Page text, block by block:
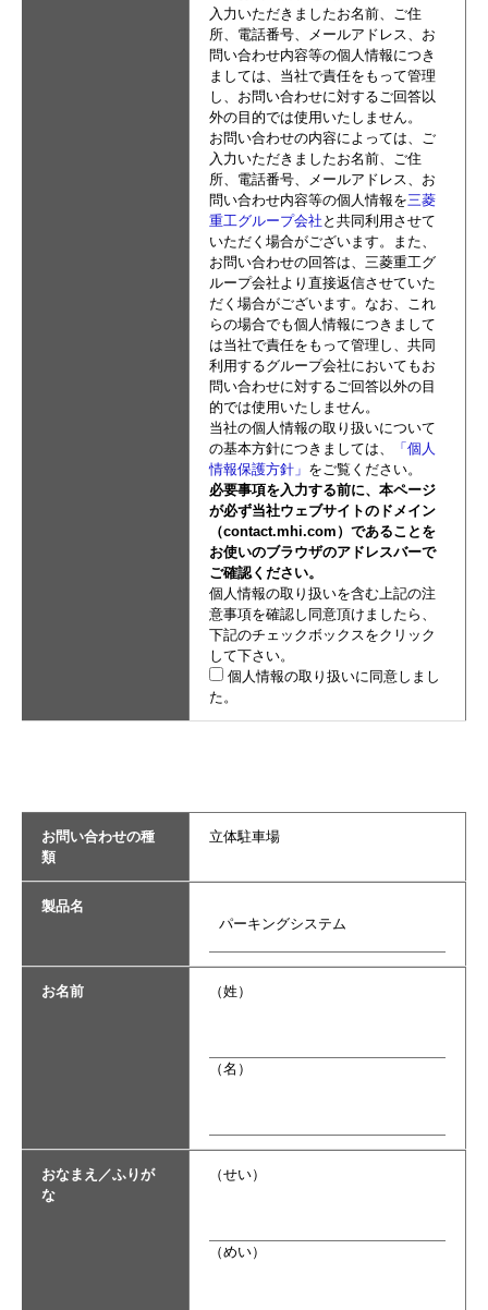
入力いただきましたお名前、ご住
所、電話番号、メールアドレス、お
問い合わせ内容等の個人情報につき
ましては、当社で責任をもって管理
し、お問い合わせに対するご回答以
外の目的では使用いたしません。
お問い合わせの内容によっては、ご
入力いただきましたお名前、ご住
所、電話番号、メールアドレス、お
問い合わせ内容等の個人情報を三菱
重工グループ会社 と共同利用させて
いただく場合がございます。また、
お問い合わせの回答は、三菱重工グ
ループ会社より直接返信させていた
だく場合がございます。なお、これ
らの場合でも個人情報につきまして
は当社で責任をもって管理し、共同
利用するグループ会社においてもお
問い合わせに対するご回答以外の目
的では使用いたしません。
当社の個人情報の取り扱いについて
の基本方針につきましては、
「個人
情報保護方針」 をご覧ください。
必要事項を入力する前に、本ページ
が必ず当社ウェブサイトのドメイン
（contact.mhi.com）であることを
お使いのブラウザのアドレスバーで
ご確認ください。
個人情報の取り扱いを含む上記の注
意事項を確認し同意頂けましたら、
下記のチェックボックスをクリック
して下さい。
個人情報の取り扱いに同意しまし
た。
お問い合わせの種
類
立体駐車場
製品名
お名前 （姓）
（名）
おなまえ／ふりが
な
（せい）
（めい）